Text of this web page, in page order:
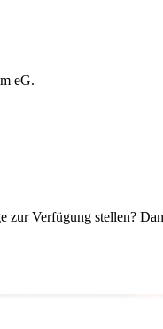
eG.
Verfügung stellen?